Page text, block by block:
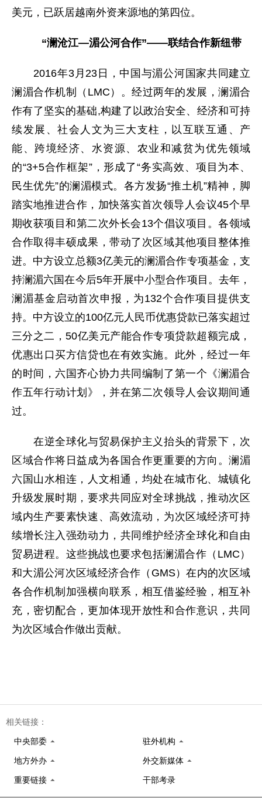
美元，已跃居越南外资来源地的第四位。
“澜沧江—湄公河合作”——联结合作新纽带
2016年3月23日，中国与湄公河国家共同建立
澜湄合作机制（LMC）。经过两年的发展，澜湄合
作有了坚实的基础,构建了以政治安全、经济和可持
续发展、社会人文为三大支柱，以互联互通、产
能、跨境经济、水资源、农业和减贫为优先领域
的“3+5合作框架”，形成了“务实高效、项目为本、
民生优先”的澜湄模式。各方发扬“推土机”精神，脚
踏实地推进合作，加快落实首次领导人会议45个早
期收获项目和第二次外长会13个倡议项目。各领域
合作取得丰硕成果，带动了次区域其他项目整体推
进。中方设立总额3亿美元的澜湄合作专项基金，支
持澜湄六国在今后5年开展中小型合作项目。去年，
澜湄基金启动首次申报，为132个合作项目提供支
持。中方设立的100亿元人民币优惠贷款已落实超过
三分之二，50亿美元产能合作专项贷款超额完成，
优惠出口买方信贷也在有效实施。此外，经过一年
的时间，六国齐心协力共同编制了第一个《澜湄合
作五年行动计划》，并在第二次领导人会议期间通
过。
在逆全球化与贸易保护主义抬头的背景下，次
区域合作将日益成为各国合作更重要的方向。澜湄
六国山水相连，人文相通，均处在城市化、城镇化
升级发展时期，要求共同应对全球挑战，推动次区
域内生产要素快速、高效流动，为次区域经济可持
续增长注入强劲动力，共同维护经济全球化和自由
贸易进程。这些挑战也要求包括澜湄合作（LMC）
和大湄公河次区域经济合作（GMS）在内的次区域
各合作机制加强横向联系，相互借鉴经验，相互补
充，密切配合，更加体现开放性和合作意识，共同
为次区域合作做出贡献。
相关链接：
中央部委 驻外机构
地方外办 外交新媒体
重要链接 干部考录